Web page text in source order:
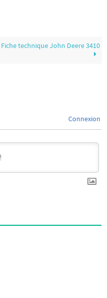
Fiche technique John Deere 3410
Connexion